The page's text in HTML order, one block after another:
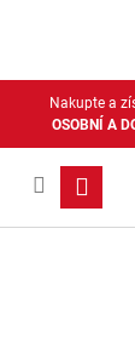
Nakupte a
OSOBNÍ A